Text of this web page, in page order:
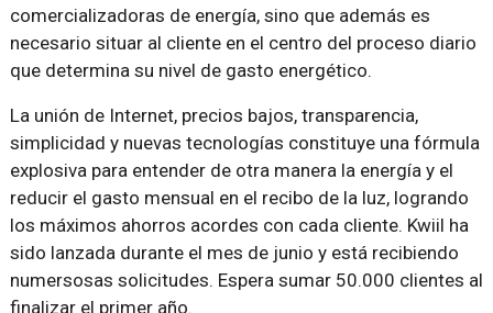
comercializadoras de energía, sino que además es
necesario situar al cliente en el centro del proceso diario
que determina su nivel de gasto energético.
La unión de Internet, precios bajos, transparencia,
simplicidad y nuevas tecnologías constituye una fórmula
explosiva para entender de otra manera la energía y el
reducir el gasto mensual en el recibo de la luz, logrando
los máximos ahorros acordes con cada cliente. Kwiil ha
sido lanzada durante el mes de junio y está recibiendo
numersosas solicitudes. Espera sumar 50.000 clientes al
finalizar el primer año.